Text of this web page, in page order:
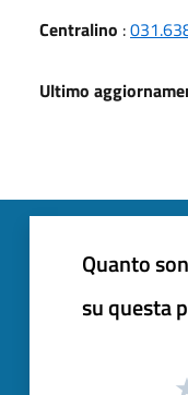
Centralino :
Ultimo
Quanto
su questa